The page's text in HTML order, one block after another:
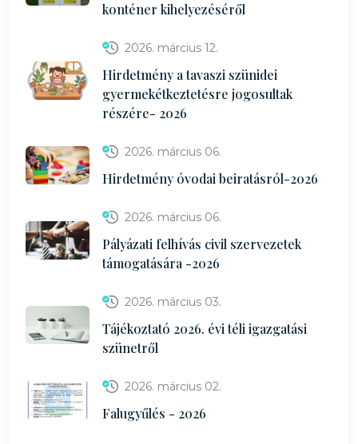
konténer kihelyezéséről
2026. március 12.
Hirdetmény a tavaszi szünidei
gyermekétkeztetésre jogosultak
részére- 2026
2026. március 06.
Hirdetmény óvodai beiratásról-2026
2026. március 06.
Pályázati felhívás civil szervezetek
támogatására -2026
2026. március 03.
Tájékoztató 2026. évi téli igazgatási
szünetről
2026. március 02.
Falugyűlés - 2026